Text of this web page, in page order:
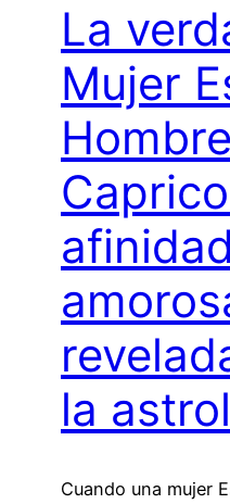
La
Mujer
Hombre
afinidad
la
Cuando una mujer